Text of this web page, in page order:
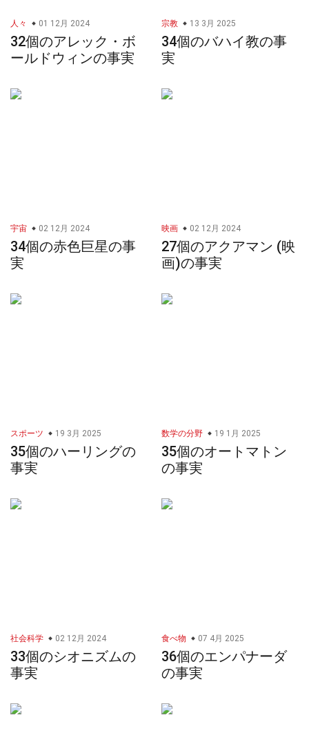
人々 01 12月 2024
32個のアレック・ボ
ールドウィンの事実
宗教 13 3月 2025
34個のバハイ教の事
実
宇宙 02 12月 2024
34個の赤色巨星の事
実
映画 02 12月 2024
27個のアクアマン (映
画)の事実
スポーツ 19 3月 2025
35個のハーリングの
事実
数学の分野 19 1月 2025
35個のオートマトン
の事実
社会科学 02 12月 2024
33個のシオニズムの
事実
食べ物 07 4月 2025
36個のエンパナーダ
の事実